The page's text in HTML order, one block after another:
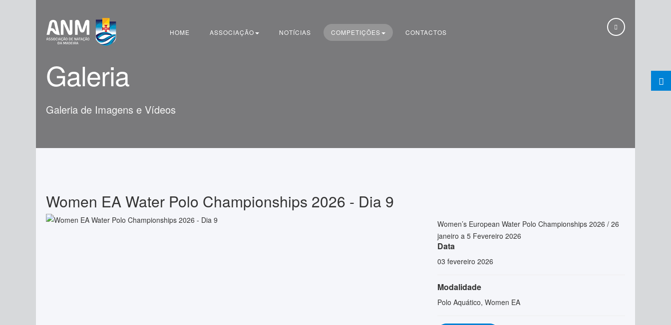
Pesquisar HOME ASSOCIAÇÃO NOTÍCIAS COMPETIÇÕES CONTACTOS
Galeria
Galeria de Imagens e Vídeos
Women EA Water Polo Championships 2026 - Dia 9
Women’s European Water Polo Championships 2026 / 26
janeiro a 5 Fevereiro 2026
Data
03 fevereiro 2026
Modalidade
Polo Aquático, Women EA